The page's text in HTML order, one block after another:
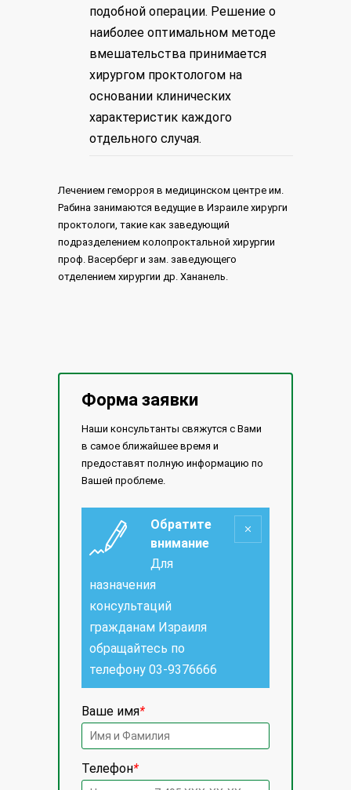
подобной операции. Решение о
наиболее оптимальном методе
вмешательства принимается
хирургом проктологом на
основании клинических
характеристик каждого
отдельного случая.
Лечением геморроя в медицинском центре им.
Рабина занимаются ведущие в Израиле хирурги
проктологи, такие как заведующий
подразделением колопроктальной хирургии
проф. Васерберг и зам. заведующего
отделением хирургии др. Хананель.
Форма заявки
Наши консультанты свяжутся с Вами
в самое ближайшее время и
предоставят полную информацию по
Вашей проблеме.
Обратите
внимание
Для
назначения
консультаций
гражданам Израиля
обращайтесь по
телефону 03-9376666
Ваше имя*
Телефон*